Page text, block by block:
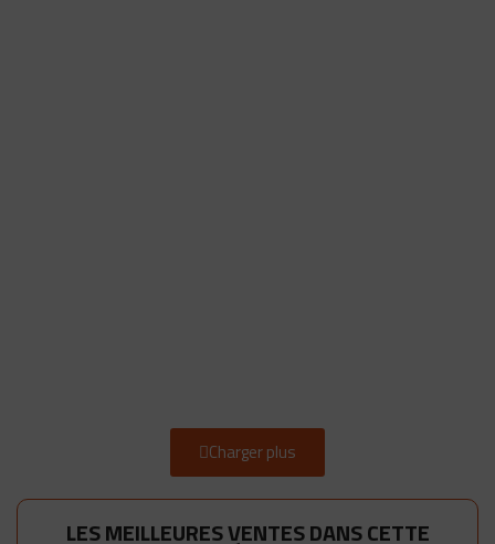
LES MEILLEURES VENTES DANS CETTE
Charger plus